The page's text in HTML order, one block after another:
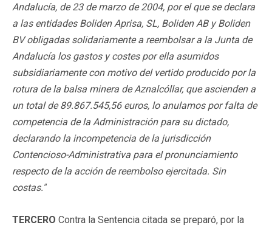
Andalucía, de 23 de marzo de 2004, por el que se declara
a las entidades Boliden Aprisa, SL, Boliden AB y Boliden
BV obligadas solidariamente a reembolsar a la Junta de
Andalucía los gastos y costes por ella asumidos
subsidiariamente con motivo del vertido producido por la
rotura de la balsa minera de Aznalcóllar, que ascienden a
un total de 89.867.545,56 euros, lo anulamos por falta de
competencia de la Administración para su dictado,
declarando la incompetencia de la jurisdicción
Contencioso-Administrativa para el pronunciamiento
respecto de la acción de reembolso ejercitada. Sin
costas."
TERCERO Contra la Sentencia citada se preparó, por la